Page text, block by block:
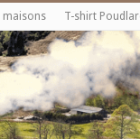
maisons T-shirt